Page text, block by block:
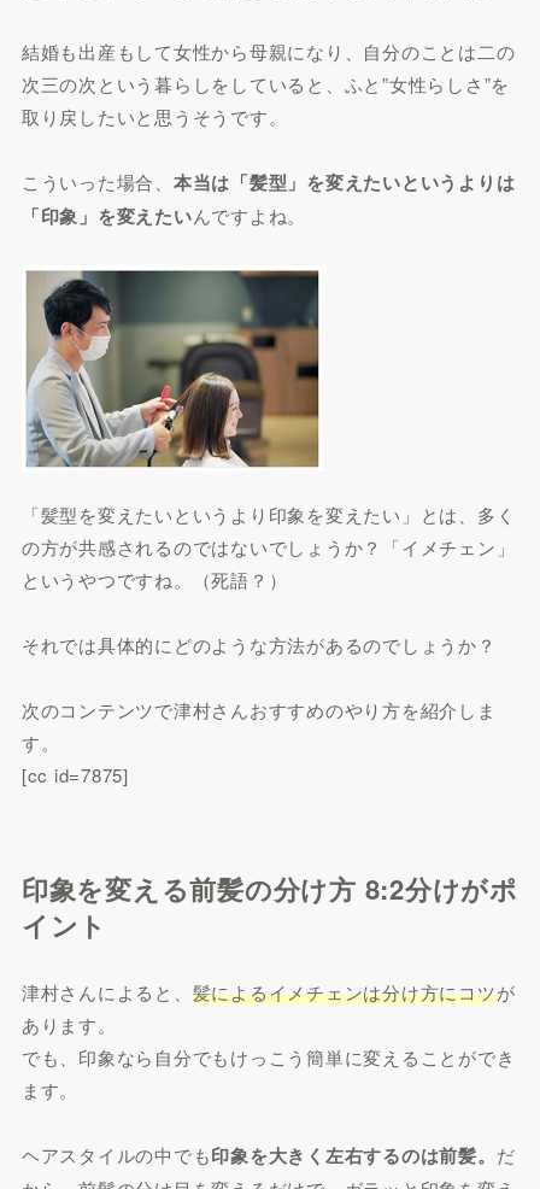
結婚も出産もして女性から母親になり、自分のことは二の
次三の次という暮らしをしていると、ふと”女性らしさ”を
取り戻したいと思うそうです。
こういった場合、 本当は「髪型」を変えたいというよりは
「印象」を変えたいんですよね。
「髪型を変えたいというより印象を変えたい」とは、多く
の方が共感されるのではないでしょうか？「イメチェン」
というやつですね。（死語？）
それでは具体的にどのような方法があるのでしょうか？
次のコンテンツで津村さんおすすめのやり方を紹介しま
す。
[cc id=7875]
印象を変える前髪の分け方 8:2分けがポ
イント
津村さんによると、 髪によるイメチェンは分け方にコツが
あります。
でも、印象なら自分でもけっこう簡単に変えることができ
ます。
ヘアスタイルの中でも印象を大きく左右するのは前髪。 だ